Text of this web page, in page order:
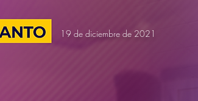
19 de diciembre de 2021